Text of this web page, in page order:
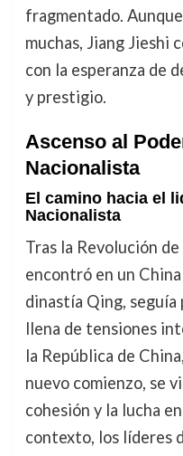
fragmentado.
muchas, Jiang Jieshi
con la esperanza de
y prestigio.
Ascenso al
Nacionalista
El camino hacia el
Nacionalista
Tras la Revolución
encontró en un
dinastía Qing,
llena de tensiones
la República de
nuevo comienzo, se
cohesión y la lucha
contexto, los líderes